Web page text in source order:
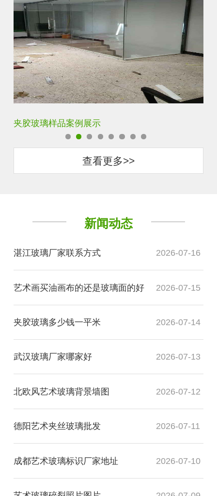
夹胶玻璃样品案例展示
查看更多>>
新闻动态
湛江玻璃厂家联系方式 2026-07-16
艺术画买油画布的还是玻璃面的好 2026-07-15
夹胶玻璃多少钱一平米 2026-07-14
武汉玻璃厂家哪家好 2026-07-13
北欧风艺术玻璃背景墙图 2026-07-12
德阳艺术夹丝玻璃批发 2026-07-11
成都艺术玻璃标识厂家地址 2026-07-10